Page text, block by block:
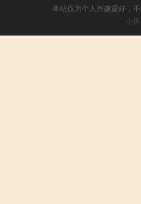
本站仅为个人兴趣爱好，
小